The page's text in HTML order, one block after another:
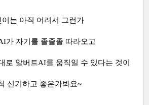
이는 아직 어려서 그런가
가 자기를 졸졸졸 따라오고
로 알버트AI를 움직일 수 있다는 것이
신기하고 좋은가봐요~